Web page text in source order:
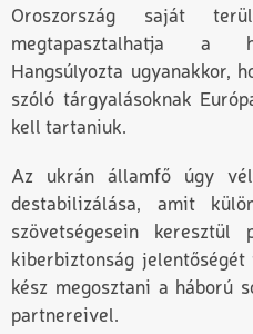
Oroszország saját
megtapasztalhatja a
Hangsúlyozta ugyanakkor,
szóló tárgyalásoknak
kell tartaniuk.
Az ukrán államfő úgy
destabilizálása, amit
szövetségesein
kiberbiztonság
kész megosztani a háború
partnereivel.